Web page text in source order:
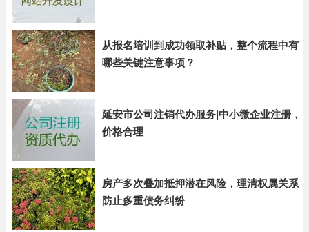
从报名培训到成功领取补贴，整个流程中有
哪些关键注意事项？
延安市公司注销代办服务|中小微企业注册，
价格合理
房产多次叠加抵押潜在风险，理清权属关系
防止多重债务纠纷